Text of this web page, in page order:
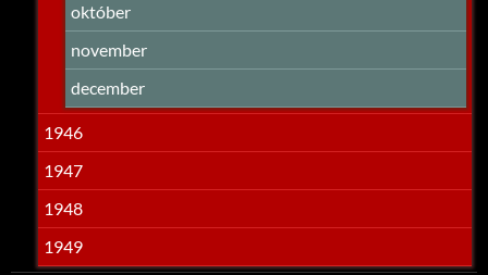
október
november
december
1946
1947
1948
1949